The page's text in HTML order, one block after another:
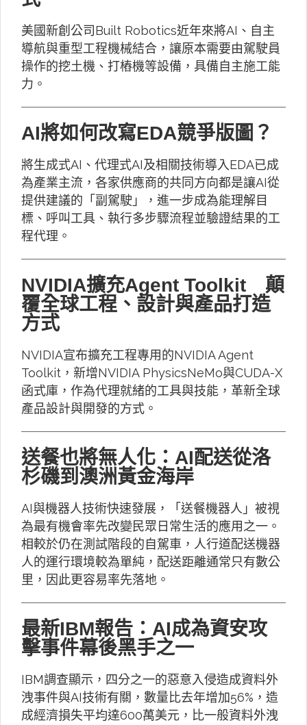
美國新創公司Built Robotics近年來將AI、自主
導航與重型工程機械結合，讓原本需要由駕駛員
操作的挖土機、打樁機等設備，具備自主施工能
力。
AI將如何改寫EDA競爭版圖？
將生成式AI、代理式AI及相關技術導入EDA已成
為產業主流，各家供應商的共同方向都是讓AI從
提供建議的「副駕駛」，進一步成為能理解目
標、呼叫工具、執行多步驟流程並驗證結果的工
程代理。
NVIDIA擴充Agent Toolkit 顛
覆全球工程、設計與產品打造
方式
NVIDIA宣布擴充工程專用的NVIDIA Agent
Toolkit，新增NVIDIA PhysicsNeMo與CUDA-X
函式庫，作為代理就緒的工具與技能，革新全球
產品設計與開發的方式。
送餐也將無人化：AI配送從洛
杉磯到澳洲黃金海岸
AI與機器人技術快速發展，「送餐機器人」被視
為最有機會率先改變民眾日常生活的應用之一。
相較於仍在測試階段的自駕車，人行道配送機器
人的運行環境較為單純，配送距離通常只有數公
里，因此更容易率先落地。
最新IBM報告：AI成為資安攻
擊事件幕後黑手之一
IBM調查顯示，四分之一的惡意入侵造成資料外
洩事件與AI技術有關，數量比去年增加56%，造
成經濟損失平均達600萬美元，比一般資料外洩